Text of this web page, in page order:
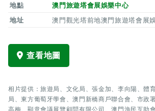
地點
澳門旅遊塔會展娛樂中心
地址
澳門觀光塔前地澳門旅遊塔會展
查看地圖
相片提供：旅遊局、文化局、張金加、李向陽、體
局、東方葡萄牙學會、澳門新橋商戶聯合會、市政
高梅、顯意會議展覽顧問有限公司、澳門漁民互助